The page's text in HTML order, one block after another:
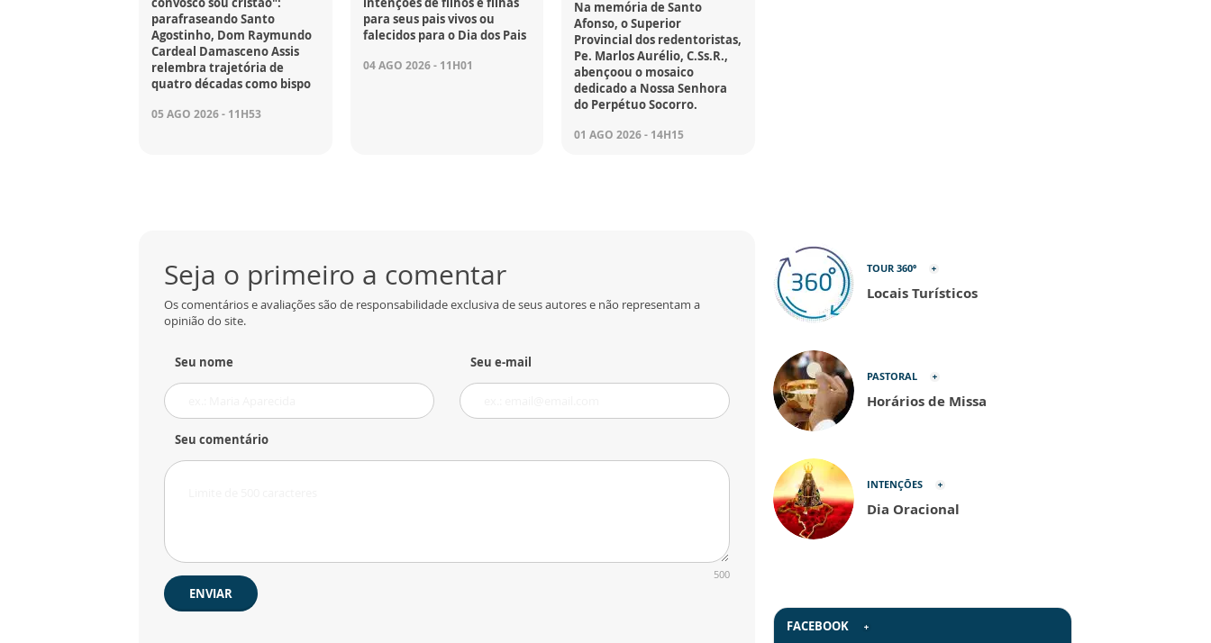
parafraseando Santo
Agostinho, Dom Raymundo
Cardeal Damasceno Assis
relembra trajetória de
quatro décadas como bispo
05 AGO 2026 - 11H53
para seus pais vivos ou
falecidos para o Dia dos Pais
04 AGO 2026 - 11H01
Na memória de Santo
Afonso, o Superior
Provincial dos redentoristas,
Pe. Marlos Aurélio, C.Ss.R.,
abençoou o mosaico
dedicado a Nossa Senhora
do Perpétuo Socorro.
01 AGO 2026 - 14H15
Seja o primeiro a comentar
Os comentários e avaliações são de responsabilidade exclusiva de seus autores e não representam a
opinião do site.
Seu nome Seu e-mail
Seu comentário
500
ENVIAR
TOUR 360º
Locais Turísticos
PASTORAL
Horários de Missa
INTENÇÕES
Dia Oracional
FACEBOOK